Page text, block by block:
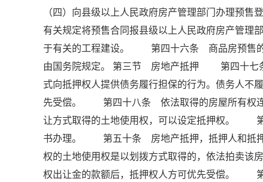
（四）向县级以上人民政府房产管理部门办理预
有关规定将预售合同报县级以上人民政府房产管
于有关的工程建设。 第四十六条 商品房预售的
由国务院规定。 第三节 房地产抵押 第四十七
式向抵押权人提供债务履行担保的行为。债务人不
先受偿。 第四十八条 依法取得的房屋所有权
让方式取得的土地使用权，可以设定抵押权。
书办理。 第五十条 房地产抵押，抵押人和抵
权的土地使用权是以划拨方式取得的，依法拍卖该
权出让金的款额后，抵押权人方可优先受偿。